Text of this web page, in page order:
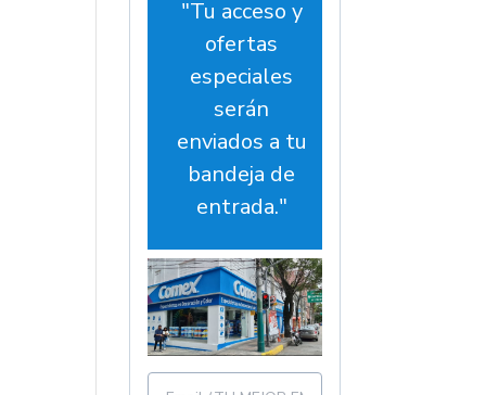
"Tu acceso y
ofertas
especiales
serán
enviados a tu
bandeja de
entrada."